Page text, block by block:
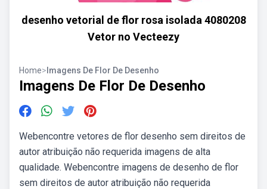
desenho vetorial de flor rosa isolada 4080208
Vetor no Vecteezy
Home> Imagens De Flor De Desenho
Imagens De Flor De Desenho
Webencontre vetores de flor desenho sem direitos de
autor atribuição não requerida imagens de alta
qualidade. Webencontre imagens de desenho de flor
sem direitos de autor atribuição não requerida